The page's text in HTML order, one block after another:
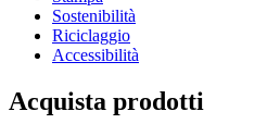
Sostenibilità
Riciclaggio
Accessibilità
Acquista prodotti